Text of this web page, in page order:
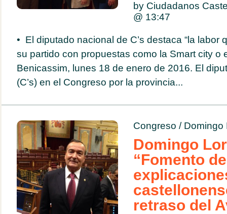
by Ciudadanos
@ 13:47
• El diputado nacional de C’s destaca “la labor
su partido con propuestas como la Smart city o
Benicassim, lunes 18 de enero de 2016. El
(C’s) en el Congreso por la provincia...
Congreso / Domingo
Domingo
“Fomento
retraso del